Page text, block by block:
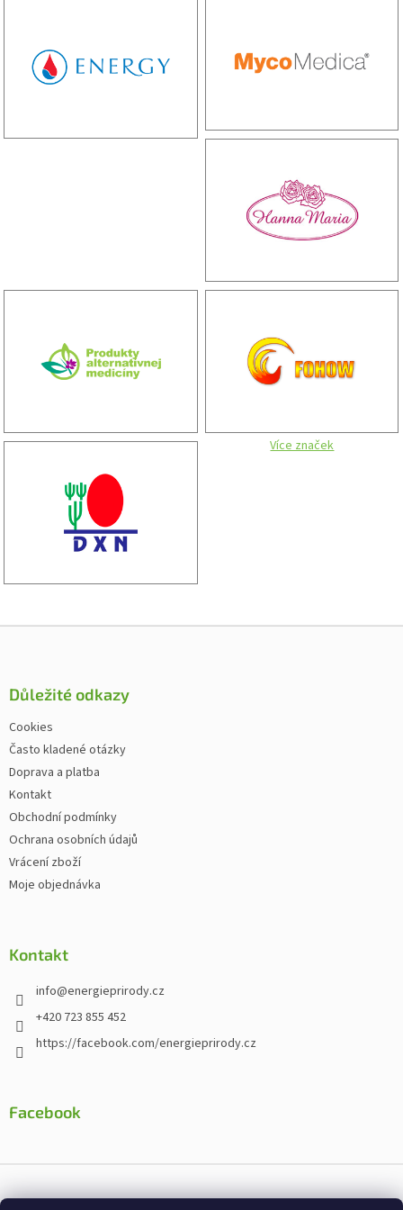
Více značek
Zápatí
Důležité odkazy
Cookies
Často kladené otázky
Doprava a platba
Kontakt
Obchodní podmínky
Ochrana osobních údajů
Vrácení zboží
Moje objednávka
Kontakt
info@energieprirody.cz
+420 723 855 452
https://facebook.com/energieprirody.cz
Facebook